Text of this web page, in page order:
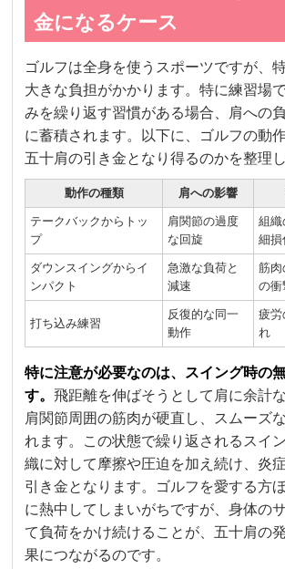
金になるケース
ゴルフは全身を使うスポーツですが、
大きな負担がかかります。特に練習場
みを繰り返す習慣がある場合、肩への
に蓄積されます。以下に、ゴルフの動
五十肩の引き金となり得るのかを整理し
動作の種類 肩への影響
テークバックからトッ
プ
肩関節の過度
な回旋
組織
細損
ダウンスイングからイ
ンパクト
急激な負荷と
減速
筋肉
の衝
打ち込み練習
反復的な同一
動作
疲労
れ
特に注意が必要なのは、スイング時の
す。飛距離を伸ばそうとして肩に余計
肩関節周囲の筋肉が硬直し、スムーズ
れます。この状態で繰り返されるスイ
織に対して摩擦や圧迫を加え続け、炎
引き金となります。ゴルフを愛する方
に熱中してしまいがちですが、身体の
て負荷をかけ続けることが、五十肩の
果につながるのです。